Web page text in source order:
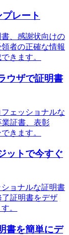
レート
、感謝状向けの
者の正確な情報
きます。
ウザで証明書
ェッショナルな
証書、表彰
きます。
ットで今すぐ
ョナルな証明書
証明書をデザ
。
書を簡単にデ